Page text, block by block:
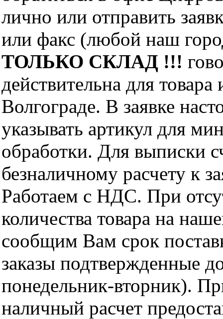
лично или отправить
или факс (любой наш
ТОЛЬКО СКЛАД !!!
действительна для
Волгограде. В заявке
указывать артикул для
обработки. Для выписки
безналичному расчету к
Работаем с НДС. При
количества товара на
сообщим Вам срок
заказы подтвержденные
понедельник-вторник).
наличный расчет